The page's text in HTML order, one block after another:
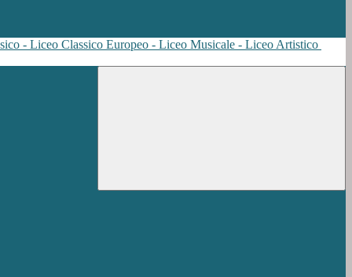
- Liceo Classico Europeo - Liceo Musicale - Liceo Artistico